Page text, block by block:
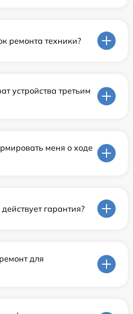
ремонта техники?
устройства третьим
меня о ходе
гарантия?
для